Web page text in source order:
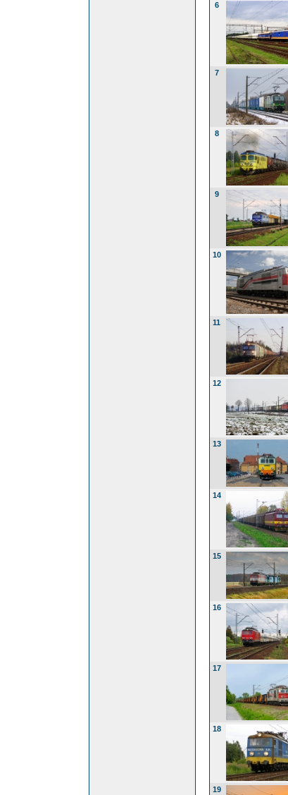
6
7
8
9
10
11
12
13
14
15
16
17
18
19